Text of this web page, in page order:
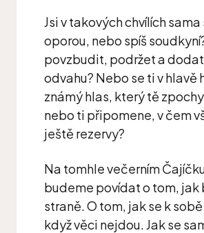
Jsi v takových chvílích
oporou, nebo spíš
povzbudit, podržet a
odvahu? Nebo se ti v hlavě
známý hlas, který tě
nebo ti připomene, v čem
ještě rezervy?
Na tomhle večerním
budeme povídat o tom, jak
straně. O tom, jak se k
když věci nejdou. Jak se